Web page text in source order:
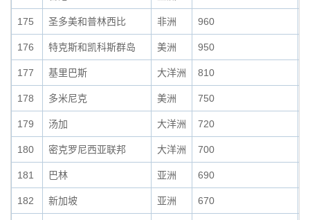
175 圣多美和普林西比 非洲 960
176 特克斯和凯科斯群岛 美洲 950
177 基里巴斯 大洋洲 810
178 多米尼克 美洲 750
179 汤加 大洋洲 720
180 密克罗尼西亚联邦 大洋洲 700
181 巴林 亚洲 690
182 新加坡 亚洲 670